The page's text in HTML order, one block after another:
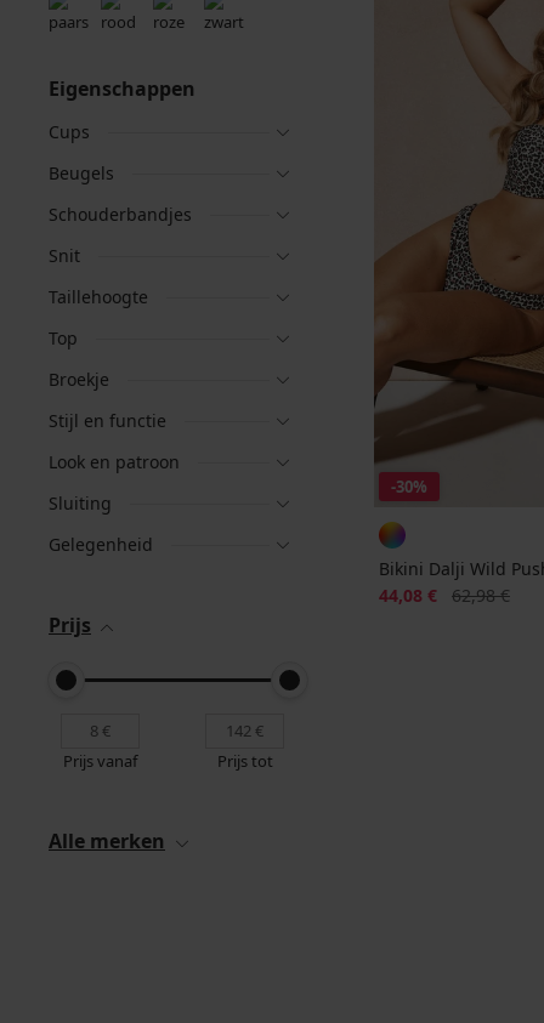
Eigenschappen
Cups
Beugels
Schouderbandjes
Snit
Taillehoogte
Top
Broekje
Stijl en functie
Look en patroon
Sluiting
Gelegenheid
Prijs
Prijs vanaf Prijs tot
Alle merken
-30%
Bikini Dalji Wild
Korting
44,08 € 62,98 €